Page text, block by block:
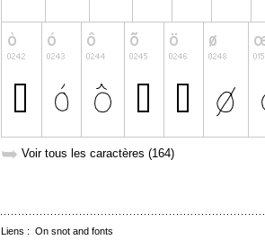
➥ Voir tous les caractères (164)
Liens : On snot and fonts